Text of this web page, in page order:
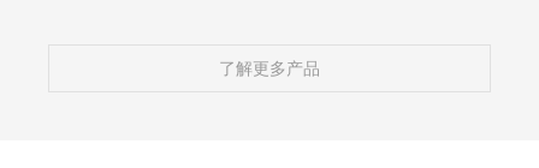
了解更多产品